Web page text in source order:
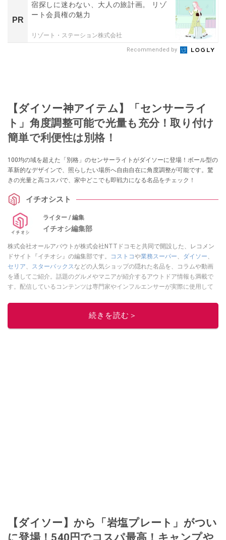
PR
宿探しに迷わない、大人の旅計画。 リゾ
ート会員権の魅力
リゾート・ステーション株式会社
Recommended by
【ダイソー神アイテム】「センサーライ
ト」角度調整可能で光量も充分！取り付け
簡単で利便性は別格！
100均の域を超えた「別格」のセンサーライトがダイソーに登場！ボール型の
革新的なデザインで、照らしたい場所へ自由自在に角度調整が可能です。驚
きの光量と高コスパで、家中どこでも即戦力になる名品をチェック！
イチオシスト
ライター / 編集
イチオシ編集部
株式会社オールアバウトが株式会社NTTドコモと共同で開設した、レコメン
ドサイト『イチオシ』の編集部です。
コストコや業務スーパー、 ダイソー、
セリア、 スターバックスなどの人気ショップの隠れた名品を、コラムや動画
を通してご紹介。話題のグルメやマニアが紹介するアウトドア情報も満載で
す。配信しているコンテンツは専門家やインフルエンサーが実際に使用して
ニュースでフォロー
続きを読む＞
【ダイソー】から「岩塩プレート」がつい
に登場！540円でコスパ最高！キャンプや